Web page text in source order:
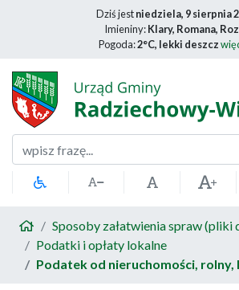
Dziś jestniedziela, 9 sierpnia
Imieniny:Klary, Romana,
Pogoda:2°C, lekki deszcz
Sposoby załatwienia spraw (pliki
Podatki i opłaty lokalne
Podatek od nieruchomości, rolny,